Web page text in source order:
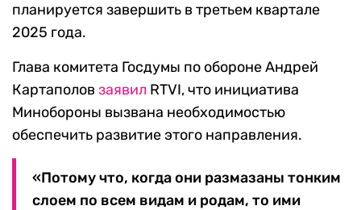
планируется завершить в третьем квартале
2025 года.
Глава комитета Госдумы по обороне Андрей
Картаполов заявил RTVI, что инициатива
Минобороны вызвана необходимостью
обеспечить развитие этого направления.
«Потому что, когда они размазаны тонким
слоем по всем видам и родам, то ими